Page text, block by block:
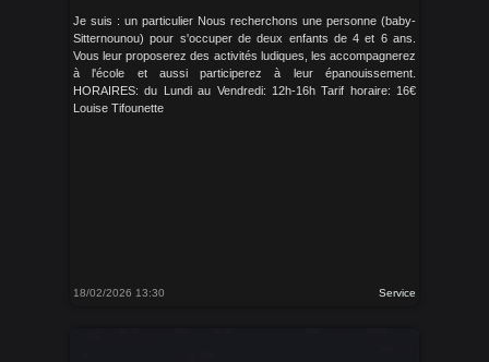
Je suis : un particulier Nous recherchons une personne (baby-
Sitternounou) pour s'occuper de deux enfants de 4 et 6 ans.
Vous leur proposerez des activités ludiques, les accompagnerez
à l'école et aussi participerez à leur épanouissement.
HORAIRES: du Lundi au Vendredi: 12h-16h Tarif horaire: 16€
Louise Tifounette
18/02/2026 13:30 Service